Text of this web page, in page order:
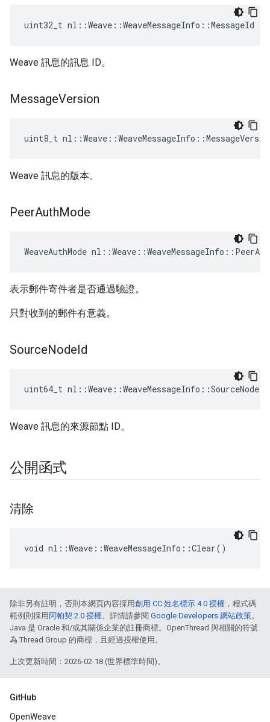
uint32_t nl::Weave::WeaveMessageInfo::MessageId
Weave 訊息的訊息 ID。
MessageVersion
uint8_t
Weave 訊息的版本。
PeerAuthMode
WeaveAuthMode
表示郵件寄件者是否通過驗證。
只對收到的郵件有意義。
SourceNodeId
uint64_t nl::Weave::WeaveMessageInfo::SourceNodeId
Weave 訊息的來源節點 ID。
公開函式
清除
void nl::Weave::WeaveMessageInfo::Clear()
除非另有註明，否則本網頁內容採用創用 CC 姓名標示 4.0 授權 ，程式碼
範例則採用 阿帕契 2.0 授權。詳情請參閱 Google Developers 網站政策。
Java 是 Oracle 和/或其關係企業的註冊商標。OpenThread 與相關的符號
為 Thread Group 的商標，且經過授權使用。
上次更新時間：2026-02-18 (世界標準時間)。
GitHub
OpenWeave